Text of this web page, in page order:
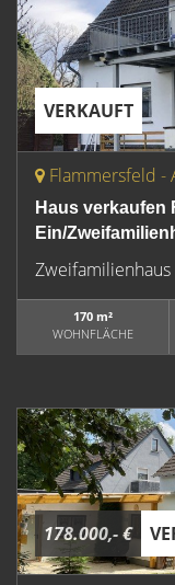
VERKAUFT
Flammersfeld -
Haus verkaufen
Ein/
Zweifamilienhaus
170 m²
WOHNFLÄCHE
178.000,- €